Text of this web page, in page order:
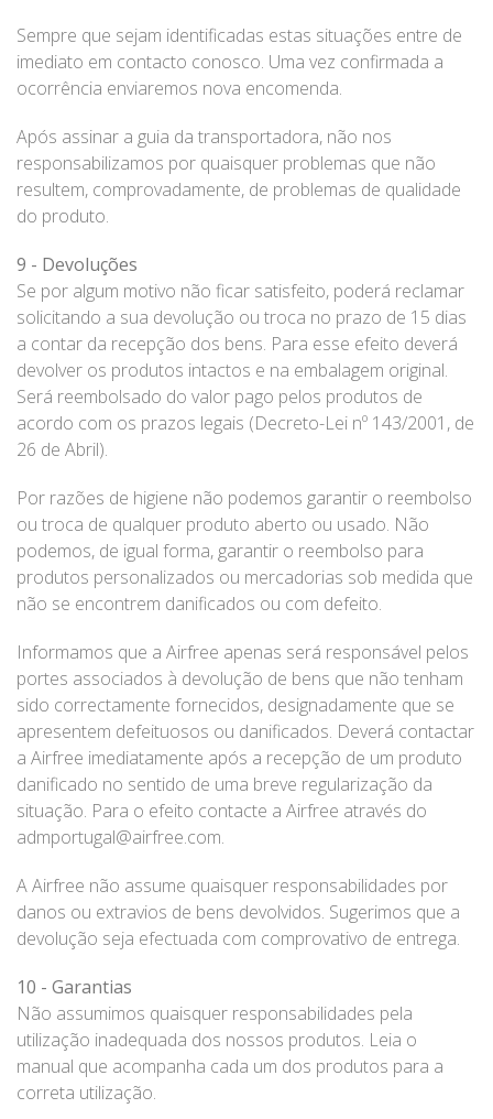
Sempre que sejam identificadas estas situações entre de
imediato em contacto conosco. Uma vez confirmada a
ocorrência enviaremos nova encomenda.
Após assinar a guia da transportadora, não nos
responsabilizamos por quaisquer problemas que não
resultem, comprovadamente, de problemas de qualidade
do produto.
9 - Devoluções
Se por algum motivo não ficar satisfeito, poderá reclamar
solicitando a sua devolução ou troca no prazo de 15 dias
a contar da recepção dos bens. Para esse efeito deverá
devolver os produtos intactos e na embalagem original.
Será reembolsado do valor pago pelos produtos de
acordo com os prazos legais (Decreto-Lei nº 143/2001, de
26 de Abril).
Por razões de higiene não podemos garantir o reembolso
ou troca de qualquer produto aberto ou usado. Não
podemos, de igual forma, garantir o reembolso para
produtos personalizados ou mercadorias sob medida que
não se encontrem danificados ou com defeito.
Informamos que a Airfree apenas será responsável pelos
portes associados à devolução de bens que não tenham
sido correctamente fornecidos, designadamente que se
apresentem defeituosos ou danificados. Deverá contactar
a Airfree imediatamente após a recepção de um produto
danificado no sentido de uma breve regularização da
situação. Para o efeito contacte a Airfree através do
admportugal@airfree.com.
A Airfree não assume quaisquer responsabilidades por
danos ou extravios de bens devolvidos. Sugerimos que a
devolução seja efectuada com comprovativo de entrega.
10 - Garantias
Não assumimos quaisquer responsabilidades pela
utilização inadequada dos nossos produtos. Leia o
manual que acompanha cada um dos produtos para a
correta utilização.